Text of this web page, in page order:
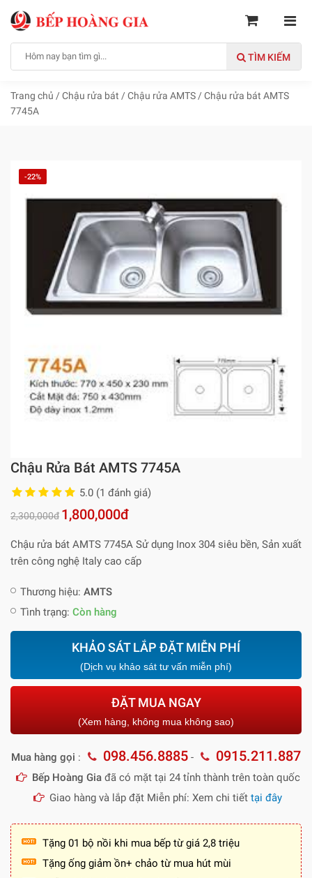
TÌM KIẾM
Trang chủ /Chậu rửa bát /Chậu rửa AMTS /Chậu rửa bát AMTS
7745A
-22%
Chậu Rửa Bát AMTS 7745A
5.0 (1 đánh giá)
2,300,000đ 1,800,000đ
Chậu rửa bát AMTS 7745A Sử dụng Inox 304 siêu bền, Sản xuất
trên công nghệ Italy cao cấp
Thương hiệu: AMTS
Tình trạng: Còn hàng
KHẢO SÁT LẮP ĐẶT MIỄN PHÍ
(Dịch vụ khảo sát tư vấn miễn phí)
ĐẶT MUA NGAY
(Xem hàng, không mua không sao)
Mua hàng gọi : 098.456.8885 - 0915.211.887
Bếp Hoàng Giađã có mặt tại 24 tỉnh thành trên toàn quốc
Giao hàng và lắp đặt Miễn phí: Xem chi tiết tại đây
Tặng 01 bộ nồi khi mua bếp từ giá 2,8 triệu
Tặng ống giảm ồn+ chảo từ mua hút mùi